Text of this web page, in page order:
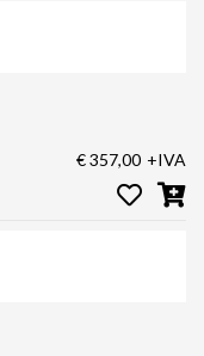
€ 357,00 +IVA